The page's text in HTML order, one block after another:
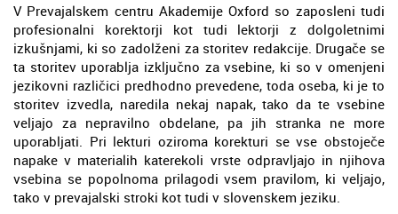
V Prevajalskem centru Akademije Oxford so zaposleni tudi
profesionalni korektorji kot tudi lektorji z dolgoletnimi
izkušnjami, ki so zadolženi za storitev redakcije. Drugače se
ta storitev uporablja izključno za vsebine, ki so v omenjeni
jezikovni različici predhodno prevedene, toda oseba, ki je to
storitev izvedla, naredila nekaj napak, tako da te vsebine
veljajo za nepravilno obdelane, pa jih stranka ne more
uporabljati. Pri lekturi oziroma korekturi se vse obstoječe
napake v materialih katerekoli vrste odpravljajo in njihova
vsebina se popolnoma prilagodi vsem pravilom, ki veljajo,
tako v prevajalski stroki kot tudi v slovenskem jeziku.